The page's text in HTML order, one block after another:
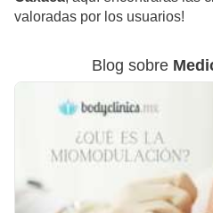
valoradas por los usuarios!
Blog sobre